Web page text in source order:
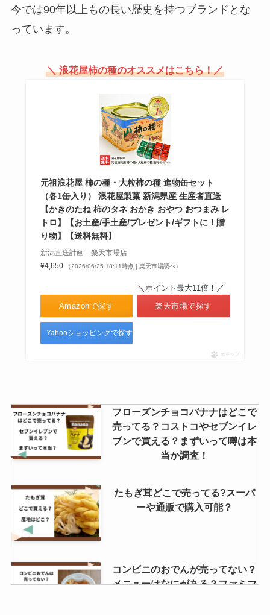
塩分チャージ 販売中止の理由は？
冬に売ってる場所はある？代わり
になるものも紹介！
キャラメルウィッチどこで売って
る？東京駅での購入場所は？
ヴィックスドロップが売り切れは
なぜ？販売再開はいつ頃？副作用
はある？
今では90年以上もの長い歴史を持つブランドとな
っています。
＼ 浪花屋柿の種のオススメはこちら！／
元祖浪花屋 柿の種・大粒柿の種 進物缶セット
（各1缶入り） 浪花屋製菓 新潟県産 生産者直送
【かきのたね 柿のタネ おかき おやつ おつまみ レ
トロ】【お土産/手土産/プレゼント/ギフトに！贈
り物】【送料無料】
新潟直送計画 楽天市場店
¥4,650
（2026/06/25 18:11時点 | 楽天市場調べ）
Amazonで探す
＼ポイント最大11倍！／
楽天市場で探す
Yahooショッピングで探す
ポチップ
フローズンチョコバナナはどこで
売ってる？コストコやセブンイレ
ブンで買える？まずいって噂は本
当か調査！
たもぎ茸どこで売ってる?スーパ
ーや通販で購入可能？
コンビニのおでんが売ってない？
メニューはなにがある？ファミマ